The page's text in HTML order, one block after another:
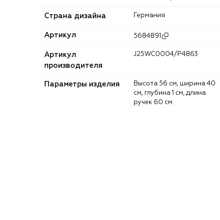
Страна дизайна Германия
Артикул 5684891
Артикул
производителя
J25WC0004/P4863
Параметры изделия
Высота 56 см, ширина 40
см, глубина 1 см, длина
ручек 60 см.